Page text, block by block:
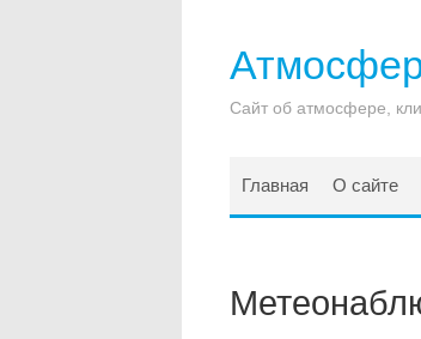
Сайт об атмосфере,
Главная О сайте